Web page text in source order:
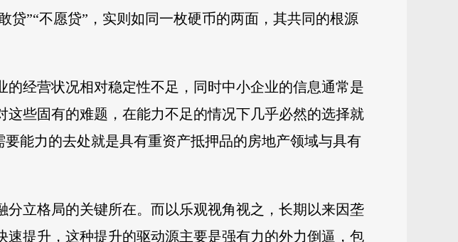
贷”“不愿贷”，实则如同一枚硬币的两面，其共同的根源
经营状况相对稳定性不足，同时中小企业的信息通常是
些固有的难题，在能力不足的情况下几乎必然的选择就
能力的去处就是具有重资产抵押品的房地产领域与具有
立格局的关键所在。而以乐观视角视之，长期以来因垄
提升，这种提升的驱动源主要是强有力的外力倒逼，包